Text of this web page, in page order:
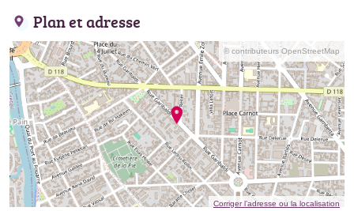
Plan et adresse
© contributeurs OpenStreetMap
Corriger l’adresse ou la localisation